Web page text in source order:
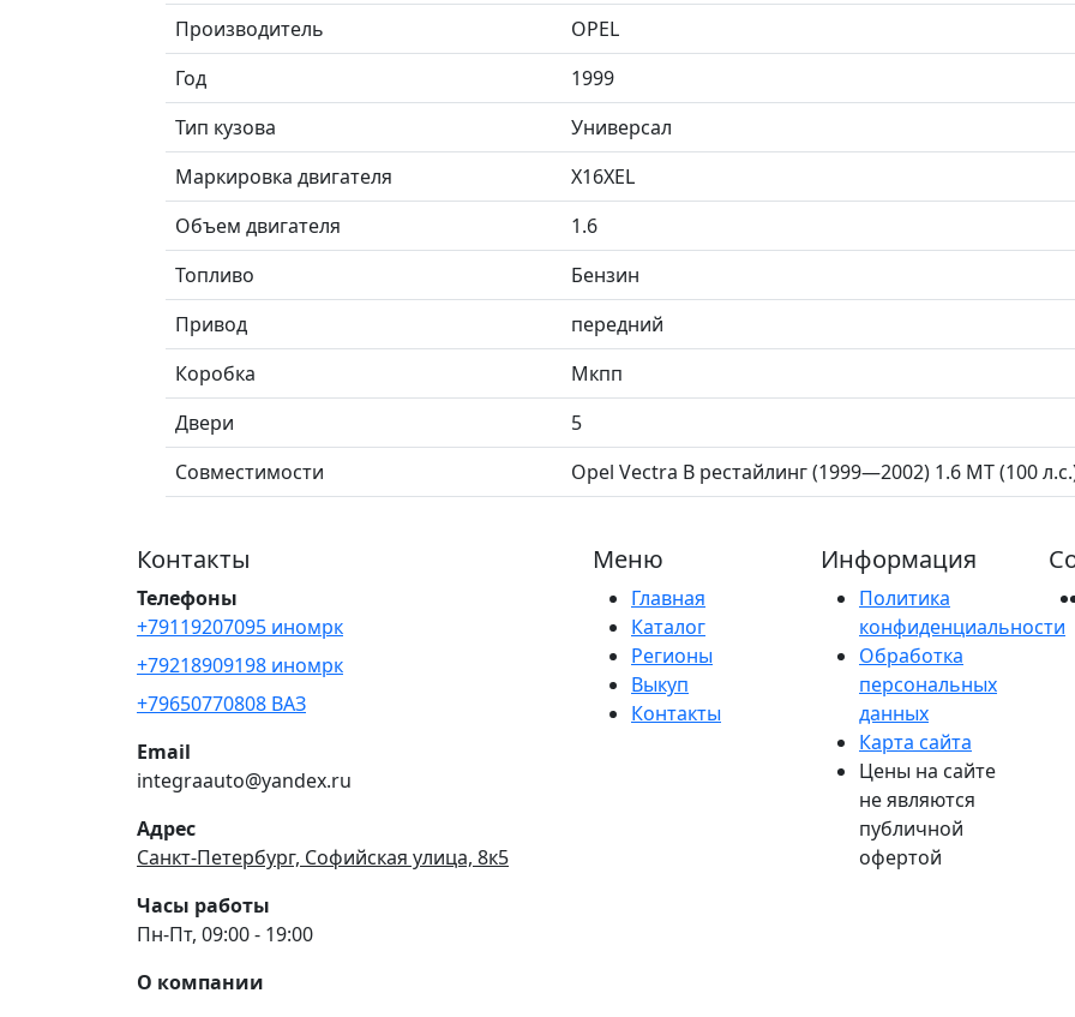
Производитель
OPEL
Год
1999
Тип кузова
Универсал
Маркировка двигателя
X16XEL
Объем двигателя
1.6
Топливо
Бензин
Привод
передний
Коробка
Мкпп
Двери
5
Совместимости
Opel Vectra B рестайлинг (1999—2002) 1.6 MT (100
Контакты
Телефоны
+79119207095 иномрк
+79218909198 иномрк
+79650770808 ВАЗ
Email
integraauto@yandex.ru
Адрес
Санкт-Петербург, Софийская улица, 8к5
Часы работы
Пн-Пт, 09:00 - 19:00
О компании
Меню
Главная
Каталог
Регионы
Выкуп
Контакты
Информация
Политика
конфиденциальности
Обработка
персональных
данных
Карта сайта
Цены на сайте
не являются
публичной
офертой